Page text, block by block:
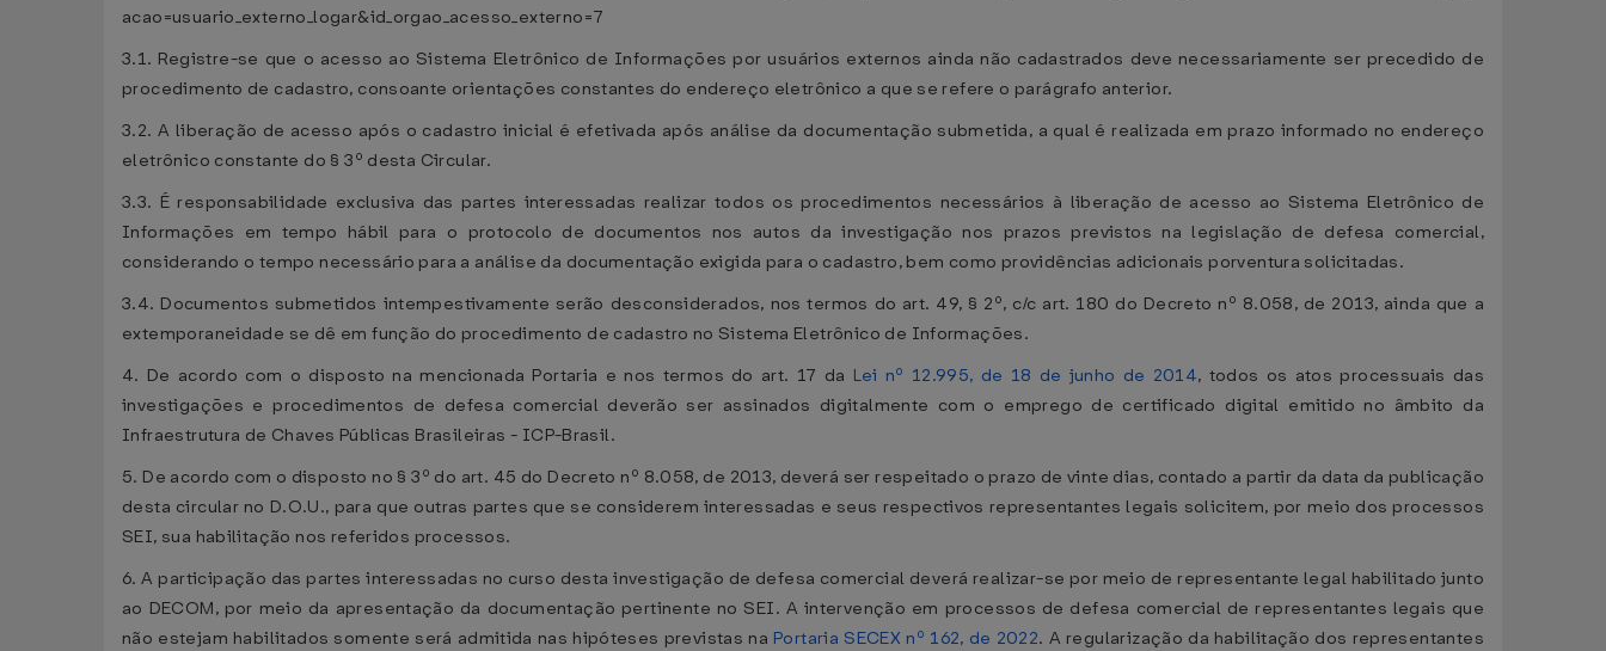
acao=usuario_externo_logar&id_orgao_acesso_externo=7
3.1. Registre-se que o acesso ao Sistema Eletrônico de Informações por usuários externos ainda não cadastrados deve necessariamente ser precedido de
procedimento de cadastro, consoante orientações constantes do endereço eletrônico a que se refere o parágrafo anterior.
3.2. A liberação de acesso após o cadastro inicial é efetivada após análise da documentação submetida, a qual é realizada em prazo informado no endereço
eletrônico constante do § 3º desta Circular.
3.3. É responsabilidade exclusiva das partes interessadas realizar todos os procedimentos necessários à liberação de acesso ao Sistema Eletrônico de
Informações em tempo hábil para o protocolo de documentos nos autos da investigação nos prazos previstos na legislação de defesa comercial,
considerando o tempo necessário para a análise da documentação exigida para o cadastro, bem como providências adicionais porventura solicitadas.
3.4. Documentos submetidos intempestivamente serão desconsiderados, nos termos do art. 49, § 2º, c/c art. 180 do Decreto nº 8.058, de 2013, ainda que a
extemporaneidade se dê em função do procedimento de cadastro no Sistema Eletrônico de Informações.
4. De acordo com o disposto na mencionada Portaria e nos termos do art. 17 da Lei nº 12.995, de 18 de junho de 2014, todos os atos processuais das
investigações e procedimentos de defesa comercial deverão ser assinados digitalmente com o emprego de certificado digital emitido no âmbito da
Infraestrutura de Chaves Públicas Brasileiras - ICP-Brasil.
5. De acordo com o disposto no § 3º do art. 45 do Decreto nº 8.058, de 2013, deverá ser respeitado o prazo de vinte dias, contado a partir da data da publicação
desta circular no D.O.U., para que outras partes que se considerem interessadas e seus respectivos representantes legais solicitem, por meio dos processos
SEI, sua habilitação nos referidos processos.
6. A participação das partes interessadas no curso desta investigação de defesa comercial deverá realizar-se por meio de representante legal habilitado junto
ao DECOM, por meio da apresentação da documentação pertinente no SEI. A intervenção em processos de defesa comercial de representantes legais que
não estejam habilitados somente será admitida nas hipóteses previstas na Portaria SECEX nº 162, de 2022. A regularização da habilitação dos representantes